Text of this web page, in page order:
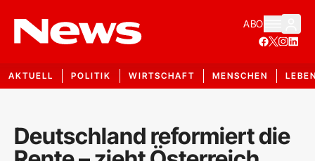
ABO
AKTUELL POLITIK WIRTSCHAFT MENSCHEN
Deutschland reformiert die